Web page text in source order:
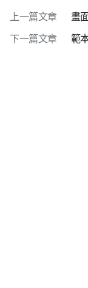
上一篇文章
畫
下一篇文章
範